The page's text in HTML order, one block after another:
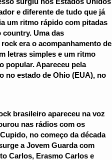
e diferente de tudo que já
um ritmo rápido com pitadas
country. Uma das
era o acompanhamento de
letras simples e um ritmo
popular. Apareceu pela
no estado de Ohio (EUA), no
brasileiro apareceu na voz
nas rádios com os
no começo da década
a Jovem Guarda com
Carlos, Erasmo Carlos e